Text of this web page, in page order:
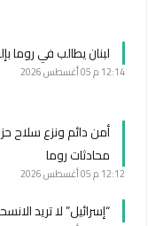
لبنان يطالب في روما
12:14 م 05 أغسطس 2026
أمن دائم ونزع سلاح
محادثات روما
12:12 م 05 أغسطس 2026
“إسرائيل” لا تريد